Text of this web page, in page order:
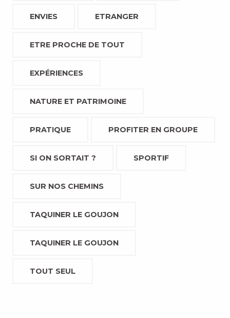
ENVIES ETRANGER
ETRE PROCHE DE TOUT
EXPÉRIENCES
NATURE ET PATRIMOINE
PRATIQUE PROFITER EN GROUPE
SI ON SORTAIT ? SPORTIF
SUR NOS CHEMINS
TAQUINER LE GOUJON
TAQUINER LE GOUJON
TOUT SEUL